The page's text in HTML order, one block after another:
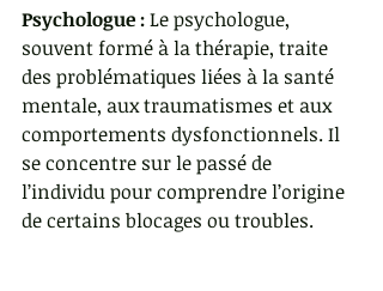
Psychologue : Le psychologue,
souvent formé à la thérapie, traite
des problématiques liées à la santé
mentale, aux traumatismes et aux
comportements dysfonctionnels. Il
se concentre sur le passé de
l’individu pour comprendre l’origine
de certains blocages ou troubles.